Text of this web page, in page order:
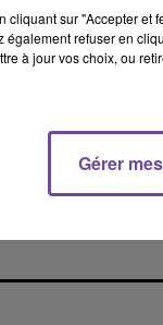
évitant de sacrifier
en 2013,
a plaidé pour
accident
cliquant sur "Accepter et
également refuser en
à jour vos choix, ou
Gérer